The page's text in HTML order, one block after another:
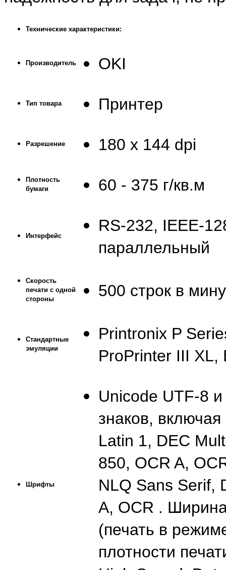
Технические характеристики:
Производитель OKI
Тип товара Принтер
Разрешение 180 x 144 dpi
Плотность
бумаги
60 - 375 г/кв.м
Интерфейс
RS-232, IEEE-
параллельный
Скорость
печати с одной
стороны
500 строк в
Стандартные
эмуляции
Printronix P
ProPrinter III XL,
Шрифты
Unicode UTF-8
знаков,
Latin 1, DEC
850, OCR A,
NLQ Sans Serif,
A, OCR .
(печать в
плотности